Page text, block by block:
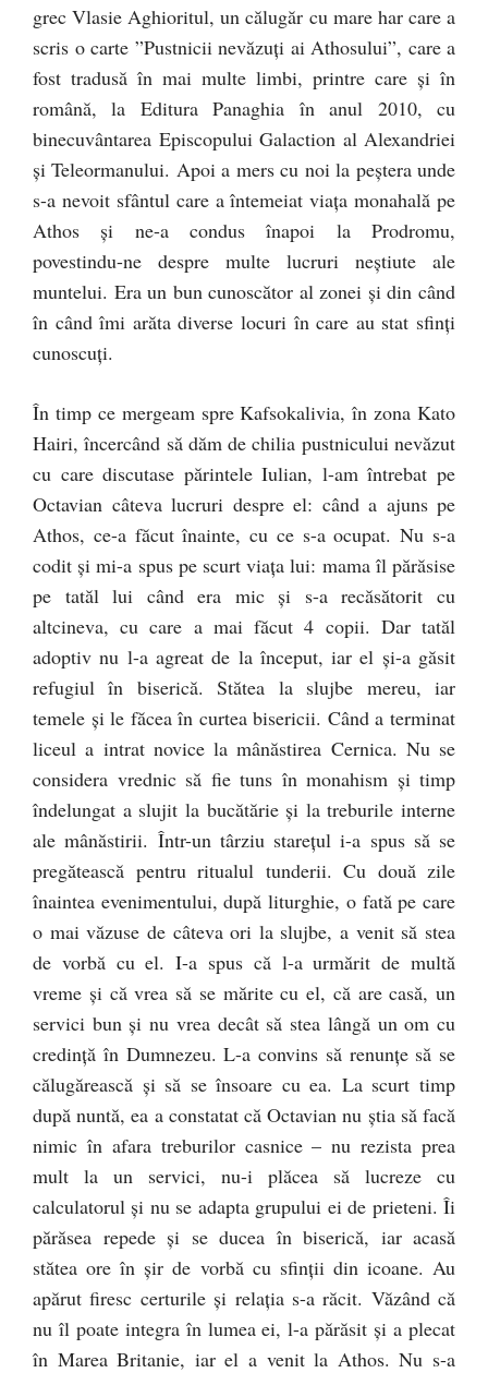
grec Vlasie Aghioritul, un călugăr cu mare har care a
scris o carte ”Pustnicii nevăzuţi ai Athosului”, care a
fost tradusă în mai multe limbi, printre care şi în
română, la Editura Panaghia în anul 2010, cu
binecuvântarea Episcopului Galaction al Alexandriei
şi Teleormanului. Apoi a mers cu noi la peştera unde
s-a nevoit sfântul care a întemeiat viaţa monahală pe
Athos şi ne-a condus înapoi la Prodromu,
povestindu-ne despre multe lucruri neştiute ale
muntelui. Era un bun cunoscător al zonei şi din când
în când îmi arăta diverse locuri în care au stat sfinţi
cunoscuţi.
În timp ce mergeam spre Kafsokalivia, în zona Kato
Hairi, încercând să dăm de chilia pustnicului nevăzut
cu care discutase părintele Iulian, l-am întrebat pe
Octavian câteva lucruri despre el: când a ajuns pe
Athos, ce-a făcut înainte, cu ce s-a ocupat. Nu s-a
codit şi mi-a spus pe scurt viaţa lui: mama îl părăsise
pe tatăl lui când era mic şi s-a recăsătorit cu
altcineva, cu care a mai făcut 4 copii. Dar tatăl
adoptiv nu l-a agreat de la început, iar el şi-a găsit
refugiul în biserică. Stătea la slujbe mereu, iar
temele şi le făcea în curtea bisericii. Când a terminat
liceul a intrat novice la mânăstirea Cernica. Nu se
considera vrednic să fie tuns în monahism şi timp
îndelungat a slujit la bucătărie şi la treburile interne
ale mânăstirii. Într-un târziu stareţul i-a spus să se
pregătească pentru ritualul tunderii. Cu două zile
înaintea evenimentului, după liturghie, o fată pe care
o mai văzuse de câteva ori la slujbe, a venit să stea
de vorbă cu el. I-a spus că l-a urmărit de multă
vreme şi că vrea să se mărite cu el, că are casă, un
servici bun şi nu vrea decât să stea lângă un om cu
credinţă în Dumnezeu. L-a convins să renunţe să se
călugărească şi să se însoare cu ea. La scurt timp
după nuntă, ea a constatat că Octavian nu ştia să facă
nimic în afara treburilor casnice – nu rezista prea
mult la un servici, nu-i plăcea să lucreze cu
calculatorul şi nu se adapta grupului ei de prieteni. Îi
părăsea repede şi se ducea în biserică, iar acasă
stătea ore în şir de vorbă cu sfinţii din icoane. Au
apărut firesc certurile şi relaţia s-a răcit. Văzând că
nu îl poate integra în lumea ei, l-a părăsit şi a plecat
în Marea Britanie, iar el a venit la Athos. Nu s-a